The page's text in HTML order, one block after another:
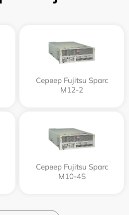
Сервер Fujitsu Sparc
M12-2
Сервер Fujitsu Sparc
M10-4S